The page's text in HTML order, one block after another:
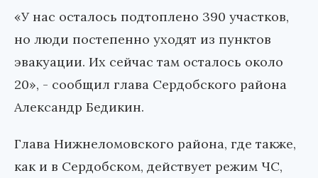
«У нас осталось подтоплено 390 участков,
но люди постепенно уходят из пунктов
эвакуации. Их сейчас там осталось около
20», - сообщил глава Сердобского района
Александр Бедикин.
Глава Нижнеломовского района, где также,
как и в Сердобском, действует режим ЧС,